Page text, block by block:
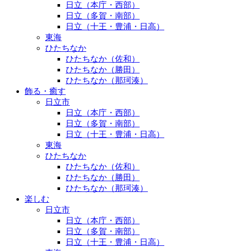
日立（本庁・西部）
日立（多賀・南部）
日立（十王・豊浦・日高）
東海
ひたちなか
ひたちなか（佐和）
ひたちなか（勝田）
ひたちなか（那珂湊）
飾る・癒す
日立市
日立（本庁・西部）
日立（多賀・南部）
日立（十王・豊浦・日高）
東海
ひたちなか
ひたちなか（佐和）
ひたちなか（勝田）
ひたちなか（那珂湊）
楽しむ
日立市
日立（本庁・西部）
日立（多賀・南部）
日立（十王・豊浦・日高）